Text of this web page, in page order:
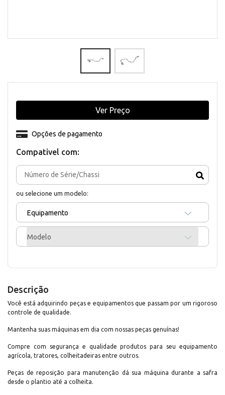
Compativel com:
ou selecione um modelo:
Equipamento
Modelo
Opções de pagamento
Ver Preço
Descrição
Você está adquirindo peças e equipamentos que passam por um rigoroso
controle de qualidade.
Mantenha suas máquinas em dia com nossas peças genuínas!
Compre com segurança e qualidade produtos para seu equipamento
agrícola, tratores, colheitadeiras entre outros.
Peças de reposição para manutenção dá sua máquina durante a safra
desde o plantio até a colheita.